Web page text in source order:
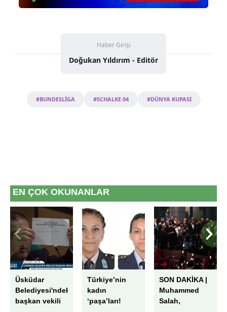
Haber Girişi
Doğukan Yıldırım - Editör
#BUNDESLİGA #SCHALKE 04 #DÜNYA KUPASI
EN ÇOK OKUNANLAR
Üsküdar
Belediyesi'ndeki
başkan vekili
Türkiye’nin
kadın
‘paşa’ları!
SON DAKİKA |
Muhammed
Salah,